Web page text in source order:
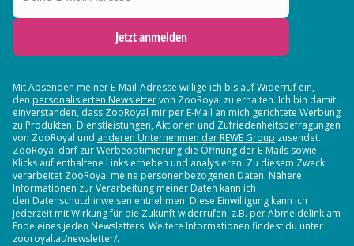
Jetzt anmelden
Mit Absenden meiner E-Mail-Adresse willige ich bis auf Widerruf ein,
den personalisierten Newslettervon ZooRoyal zu erhalten. Ich bin damit
einverstanden, dass ZooRoyal mir per E-Mail an mich gerichtete Werbung
zu Produkten, Dienstleistungen, Aktionen und Zufriedenheitsbefragungen
von ZooRoyal und anderen Unternehmen der REWE Group zusendet.
ZooRoyal darf zur Werbeoptimierung die Öffnung der E-Mails sowie
Klicks auf enthaltene Links erheben und analysieren. Zu diesem Zweck
verarbeitet ZooRoyal meine personenbezogenen Daten. Nähere
Informationen zur Verarbeitung meiner Daten kann ich
den Datenschutzhinweisen entnehmen. Diese Einwilligung kann ich
jederzeit mit Wirkung für die Zukunft widerrufen, z.B. per Abmeldelink am
Ende eines jeden Newsletters. Weitere Informationen findest du unter
zooroyal.at/newsletter/.